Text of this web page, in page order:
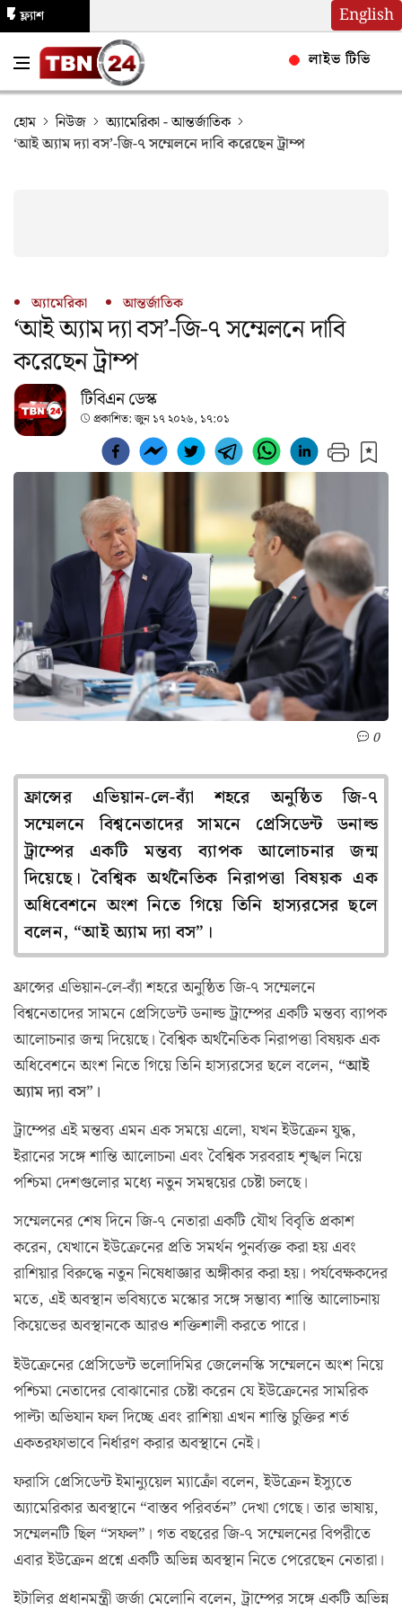
English
ফ্ল্যাশ
লাইভ টিভি
হোম নিউজ অ্যামেরিকা-আন্তর্জাতিক
‘আই অ্যাম দ্যা বস’-জি-৭ সম্মেলনে দাবি করেছেন ট্রাম্প
অ্যামেরিকা আন্তর্জাতিক
‘আই অ্যাম দ্যা বস’-জি-৭ সম্মেলনে দাবি
করেছেন ট্রাম্প
টিবিএন ডেস্ক
প্রকাশিত:জুন ১৭ ২০২৬, ১৭:০১
0
ফ্রান্সের এভিয়ান-লে-ব্যাঁ শহরে অনুষ্ঠিত জি-৭
সম্মেলনে বিশ্বনেতাদের সামনে প্রেসিডেন্ট ডনাল্ড
ট্রাম্পের একটি মন্তব্য ব্যাপক আলোচনার জন্ম
দিয়েছে। বৈশ্বিক অর্থনৈতিক নিরাপত্তা বিষয়ক এক
অধিবেশনে অংশ নিতে গিয়ে তিনি হাস্যরসের ছলে
বলেন, “আই অ্যাম দ্যা বস”।
ফ্রান্সের এভিয়ান-লে-ব্যাঁ শহরে অনুষ্ঠিত জি-৭ সম্মেলনে
বিশ্বনেতাদের সামনে প্রেসিডেন্ট ডনাল্ড ট্রাম্পের একটি মন্তব্য ব্যাপক
আলোচনার জন্ম দিয়েছে। বৈশ্বিক অর্থনৈতিক নিরাপত্তা বিষয়ক এক
অধিবেশনে অংশ নিতে গিয়ে তিনি হাস্যরসের ছলে বলেন, “আই
অ্যাম দ্যা বস”।
ট্রাম্পের এই মন্তব্য এমন এক সময়ে এলো, যখন ইউক্রেন যুদ্ধ,
ইরানের সঙ্গে শান্তি আলোচনা এবং বৈশ্বিক সরবরাহ শৃঙ্খল নিয়ে
পশ্চিমা দেশগুলোর মধ্যে নতুন সমন্বয়ের চেষ্টা চলছে।
সম্মেলনের শেষ দিনে জি-৭ নেতারা একটি যৌথ বিবৃতি প্রকাশ
করেন, যেখানে ইউক্রেনের প্রতি সমর্থন পুনর্ব্যক্ত করা হয় এবং
রাশিয়ার বিরুদ্ধে নতুন নিষেধাজ্ঞার অঙ্গীকার করা হয়। পর্যবেক্ষকদের
মতে, এই অবস্থান ভবিষ্যতে মস্কোর সঙ্গে সম্ভাব্য শান্তি আলোচনায়
কিয়েভের অবস্থানকে আরও শক্তিশালী করতে পারে।
ইউক্রেনের প্রেসিডেন্ট ভলোদিমির জেলেনস্কি সম্মেলনে অংশ নিয়ে
পশ্চিমা নেতাদের বোঝানোর চেষ্টা করেন যে ইউক্রেনের সামরিক
পাল্টা অভিযান ফল দিচ্ছে এবং রাশিয়া এখন শান্তি চুক্তির শর্ত
একতরফাভাবে নির্ধারণ করার অবস্থানে নেই।
ফরাসি প্রেসিডেন্ট ইমান্যুয়েল ম্যাক্রোঁ বলেন, ইউক্রেন ইস্যুতে
অ্যামেরিকার অবস্থানে “বাস্তব পরিবর্তন” দেখা গেছে। তার ভাষায়,
সম্মেলনটি ছিল “সফল”। গত বছরের জি-৭ সম্মেলনের বিপরীতে
এবার ইউক্রেন প্রশ্নে একটি অভিন্ন অবস্থান নিতে পেরেছেন নেতারা।
ইটালির প্রধানমন্ত্রী জর্জা মেলোনি বলেন, ট্রাম্পের সঙ্গে একটি অভিন্ন